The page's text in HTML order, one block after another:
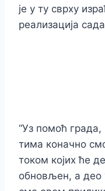
је у ту сврху
реализација
“Уз помоћ
тима коначно
током којих ће
обновљен, а део